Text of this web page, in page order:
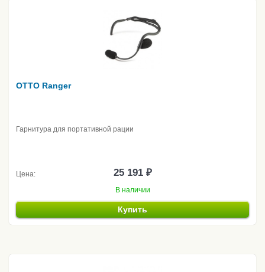
OTTO Ranger
Гарнитура для портативной рации
Цена: 25 191 ₽
В наличии
Купить